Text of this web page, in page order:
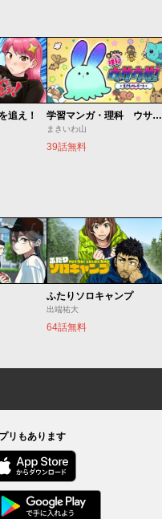
追え！ 学習マンガ・理科 ウサウサ！
まきいわ山
39話無料
ふたりソロキャンプ
出端祐大
64話無料
リもあります